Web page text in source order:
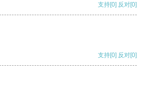
支持[0] 反对[0]
支持[0] 反对[0]